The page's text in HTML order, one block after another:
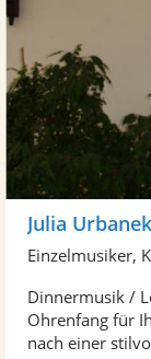
Julia Urbanek
Einzelmusiker,
Dinnermusik /
Ohrenfang für
nach einer